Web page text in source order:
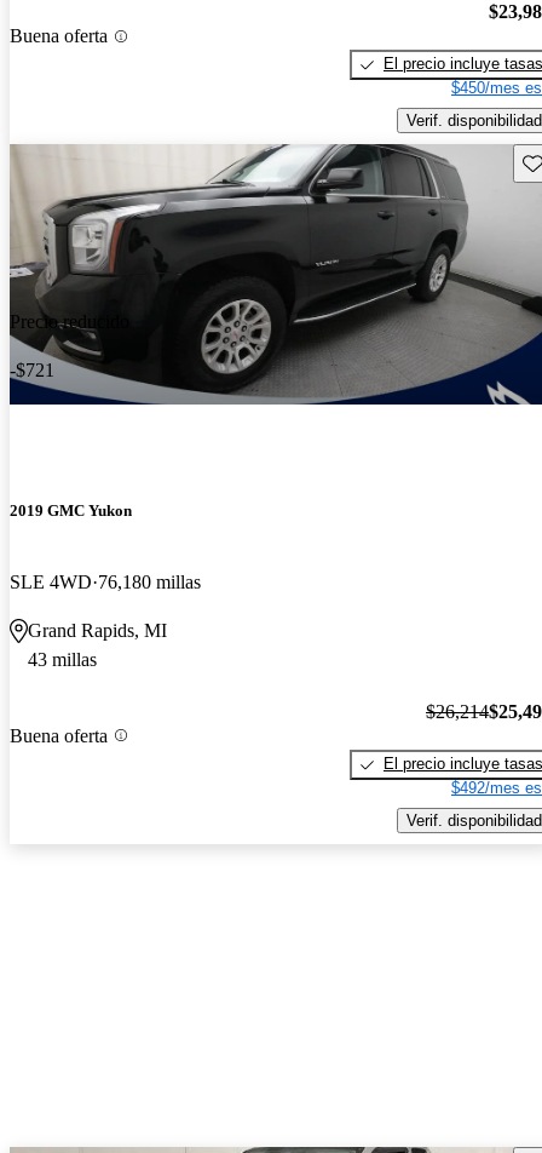
Buena oferta
El precio incluye tasas
$450/mes
Verif. disponibilidad
Precio reducido
-$721
2019 GMC Yukon
SLE 4WD 76,180 millas
Grand Rapids, MI
43 millas
Buena oferta
$26,214
El precio incluye tasas
$492/mes
Verif. disponibilidad